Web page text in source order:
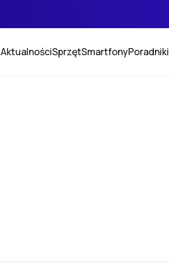
AktualnościSprzętSmartfonyPoradniki